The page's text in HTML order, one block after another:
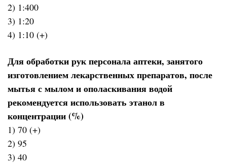
2) 1:400
3) 1:20
4) 1:10 (+)
Для обработки рук персонала аптеки, занятого
изготовлением лекарственных препаратов, после
мытья с мылом и ополаскивания водой
рекомендуется использовать этанол в
концентрации (%)
1) 70 (+)
2) 95
3) 40